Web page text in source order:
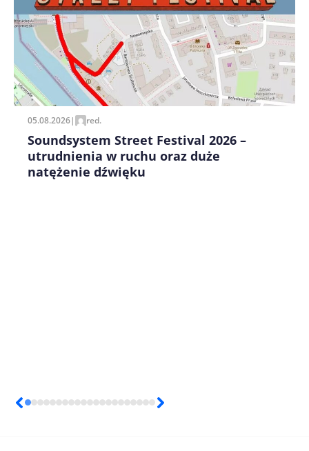
Zapamiętaj moje dane w tej przeglądarce podczas
pisania kolejnych komentarzy.
05.08.2026| red.
Soundsystem Street Festival 2026 –
utrudnienia w ruchu oraz duże
natężenie dźwięku